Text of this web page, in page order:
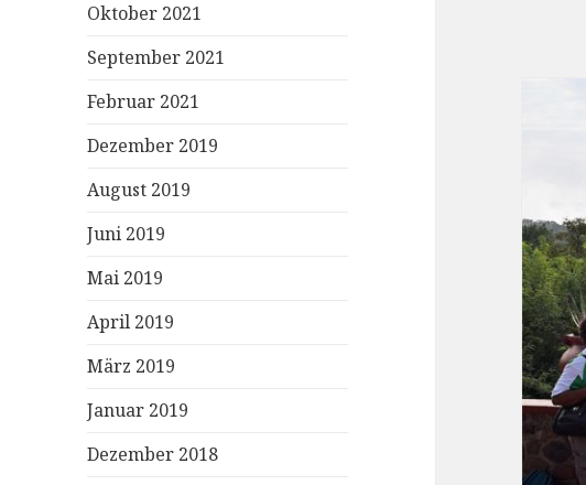
Oktober 2021
September 2021
Februar 2021
Dezember 2019
August 2019
Juni 2019
Mai 2019
April 2019
März 2019
Januar 2019
Dezember 2018